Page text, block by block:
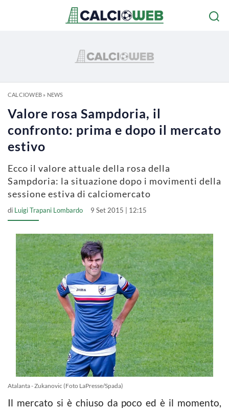
CALCIOWEB» NEWS
Valore rosa Sampdoria, il
confronto: prima e dopo il mercato
estivo
Ecco il valore attuale della rosa della
Sampdoria: la situazione dopo i movimenti della
sessione estiva di calciomercato
di Luigi Trapani Lombardo 9 Set 2015 | 12:15
Atalanta - Zukanovic (Foto LaPresse/Spada)
Il mercato si è chiuso da poco ed è il momento,